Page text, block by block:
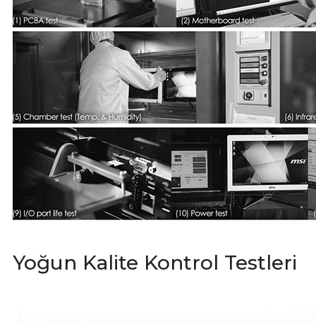
Yoğun Kalite Kontrol Testleri